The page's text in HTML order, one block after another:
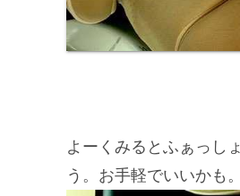
よーくみるとふぁっし
う。お手軽でいいかも。